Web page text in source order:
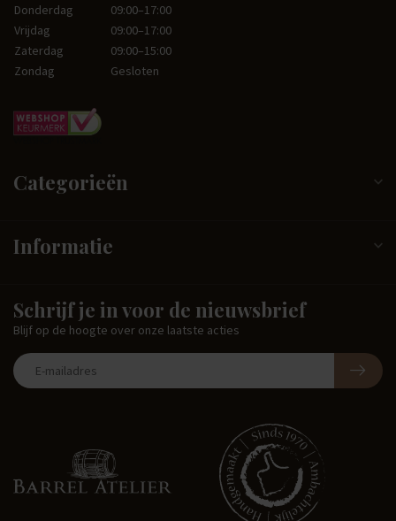
Donderdag
09:00–17:00
Vrijdag
09:00–17:00
Zaterdag
09:00–15:00
Zondag
Gesloten
Categorieën
Informatie
Schrijf je in voor de nieuwsbrief
Blijf op de hoogte over onze laatste acties